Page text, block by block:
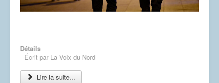
Détails
Écrit par La Voix du Nord
Lire la suite...